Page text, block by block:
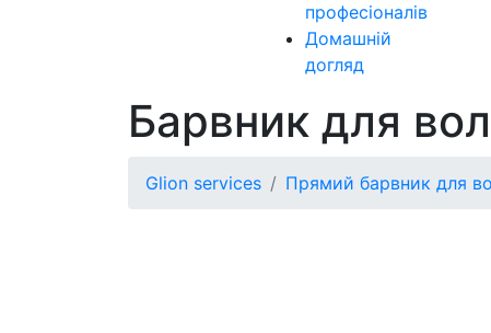
професіоналів
Домашній
догляд
Барвник для
Glion services Прямий барвник для